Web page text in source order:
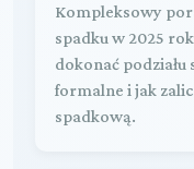
Kompleksowy
spadku w 2025
dokonać podziału
formalne i jak
spadkową.